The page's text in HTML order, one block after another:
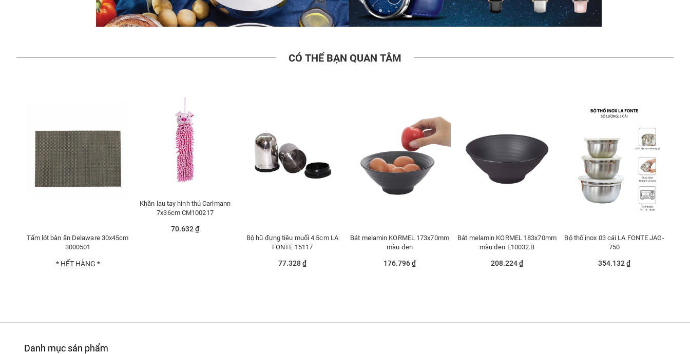
CÓ THỂ BẠN QUAN TÂM
Tấm lót bàn ăn Delaware 30x45cm
3000501
* HẾT HÀNG *
Khăn lau tay hình thú Carlmann
7x36cm CM100217
70.632 ₫
Bộ hũ đựng tiêu muối 4.5cm LA
FONTE 15117
77.328 ₫
Bát melamin KORMEL 173x70mm
màu đen
176.796 ₫
Bát melamin KORMEL 183x70mm
màu đen E10032.B
208.224 ₫
Bộ thố inox 03 cái LA FONTE JAG-
750
354.132 ₫
Danh mục sản phẩm